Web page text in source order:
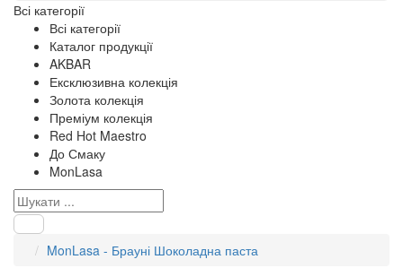
Всі категорії
Всі категорії
Каталог продукції
AKBAR
Ексклюзивна колекція
Золота колекція
Преміум колекція
Red Hot Maestro
До Смаку
MonLasa
MonLasa - Брауні Шоколадна паста